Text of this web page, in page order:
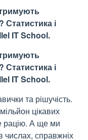
Статистика і
IT School.
Статистика і
IT School.
та рішучість.
цікавих
рацію. А ще ми
справжніх